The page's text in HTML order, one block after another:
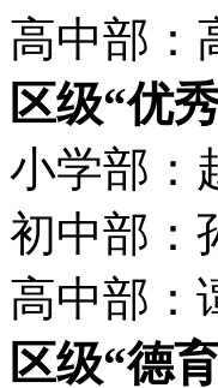
高中部：
区级“优
小学部：
初中部：
高中部：
区级“德